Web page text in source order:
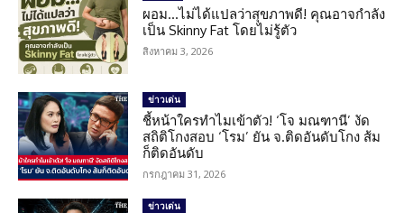
ผอม…ไม่ได้แปลว่าสุขภาพดี! คุณอาจกำลัง
เป็น Skinny Fat โดยไม่รู้ตัว
สิงหาคม 3, 2026
ข่าวเด่น
ชี้หน้าใครทำไมเข้าตัว! ‘โจ มณฑานี’ งัด
สถิติโกงสอบ ‘โรม’ ยัน จ.ติดอันดับโกง ส้ม
ก็ติดอันดับ
กรกฎาคม 31, 2026
ข่าวเด่น